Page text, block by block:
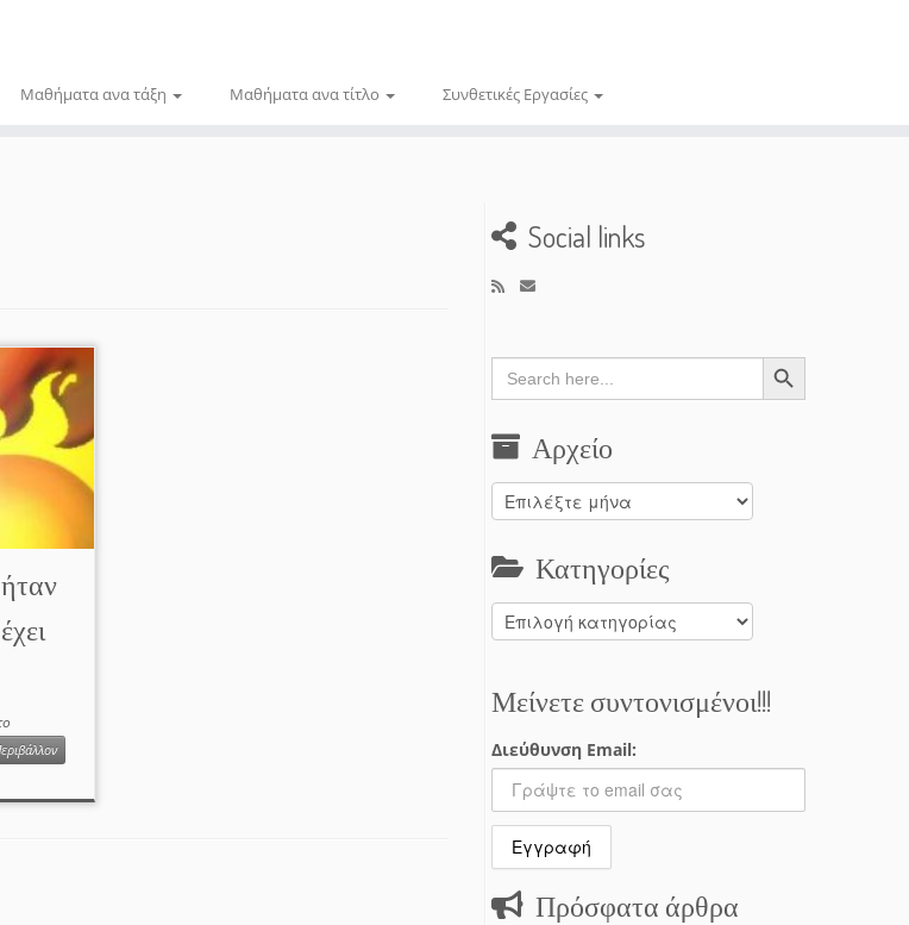
Μαθήματα ανα τάξη Μαθήματα ανα τίτλο Συνθετικές Εργασίες
Social links
Search
for:
Search Button
Αρχείο
Αρχείο
Κατηγορίες
Κατηγορίες
Μείνετε συντονισμένοι!!!
Διεύθυνση Email:
Πρόσφατα άρθρα